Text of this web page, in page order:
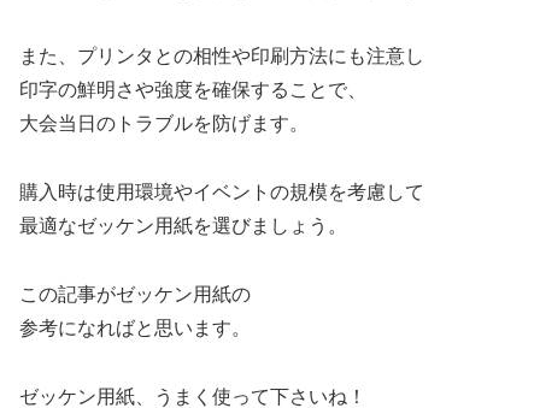
また、プリンタとの相性や印刷方法にも注意し
印字の鮮明さや強度を確保することで、
大会当日のトラブルを防げます。
購入時は使用環境やイベントの規模を考慮して
最適なゼッケン用紙を選びましょう。
この記事がゼッケン用紙の
参考になればと思います。
ゼッケン用紙、うまく使って下さいね！